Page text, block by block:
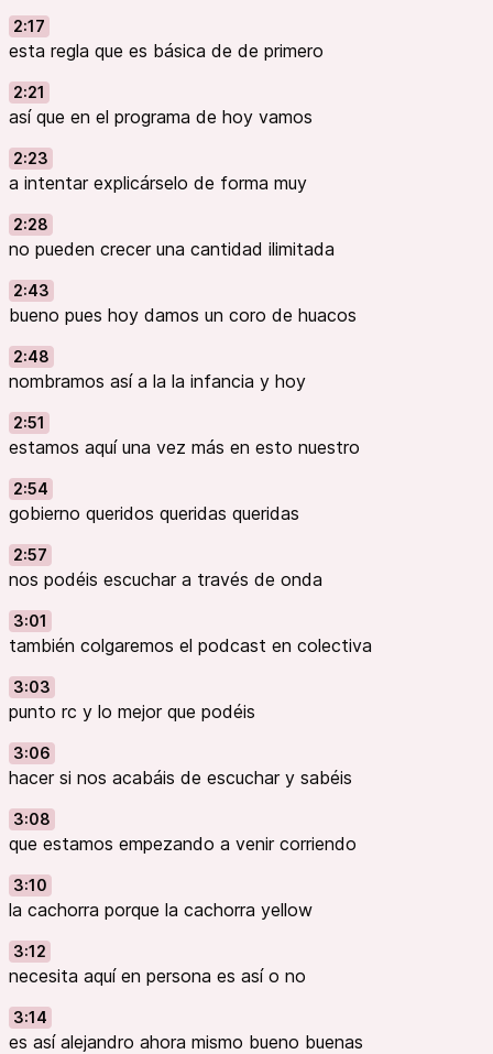
2:17
esta regla que es básica de de primero
2:21
así que en el programa de hoy vamos
2:23
a intentar explicárselo de forma muy
2:28
no pueden crecer una cantidad ilimitada
2:43
bueno pues hoy damos un coro de huacos
2:48
nombramos así a la la infancia y hoy
2:51
estamos aquí una vez más en esto nuestro
2:54
gobierno queridos queridas queridas
2:57
nos podéis escuchar a través de onda
3:01
también colgaremos el podcast en colectiva
3:03
punto rc y lo mejor que podéis
3:06
hacer si nos acabáis de escuchar y sabéis
3:08
que estamos empezando a venir corriendo
3:10
la cachorra porque la cachorra yellow
3:12
necesita aquí en persona es así o no
3:14
es así alejandro ahora mismo bueno buenas